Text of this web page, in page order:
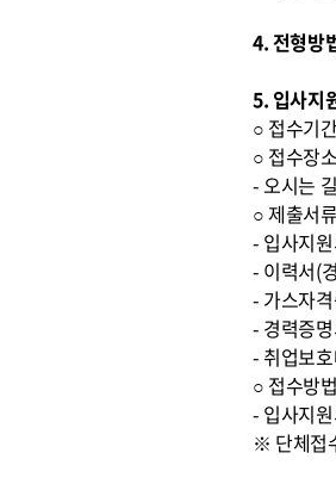
4. 전형방
5. 입사지
○ 접수기
○ 접수장
- 오시는
○ 제출서류
- 입사지
- 이력서(
- 가스자
- 경력증
- 취업보
○ 접수방법
- 입사지
※ 단체접